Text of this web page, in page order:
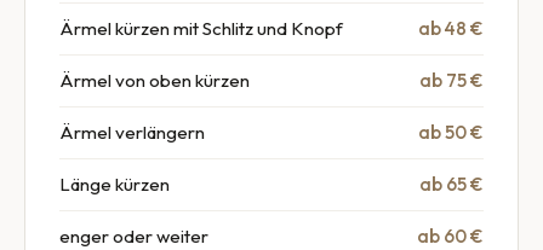
Ärmel kürzen mit Schlitz und Knopf ab 48 €
Ärmel von oben kürzen ab 75 €
Ärmel verlängern ab 50 €
Länge kürzen ab 65 €
enger oder weiter ab 60 €